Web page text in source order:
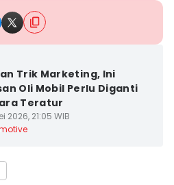
Trik Marketing, Ini
Oli Mobil Perlu Diganti
Teratur
2026, 21:05 WIB